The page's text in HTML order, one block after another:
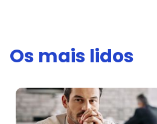
Os mais lidos